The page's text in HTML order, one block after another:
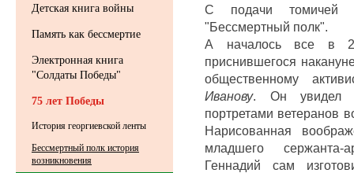
С подачи томичей
"Бессмертный полк".
А началось все в
приснившегося
общественному
Иванову. Он увидел
портретами ветеранов
Нарисованная
младшего сержанта-
Геннадий сам
Детская книга войны
Память как бессмертие
Электронная книга
"Солдаты Победы"
75 лет Победы
История георгиевской ленты
Бессмертный полк история
возникновения